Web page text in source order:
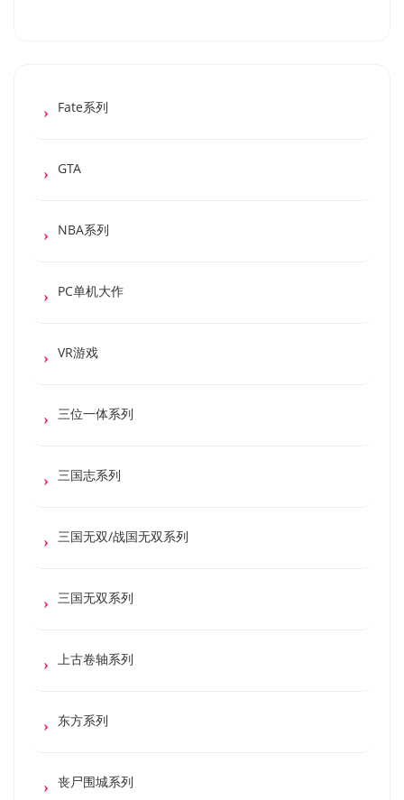
Fate系列
GTA
NBA系列
PC单机大作
VR游戏
三位一体系列
三国志系列
三国无双/战国无双系列
三国无双系列
上古卷轴系列
东方系列
丧尸围城系列